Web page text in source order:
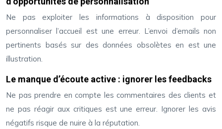
Ne pas exploiter les informations à disposition pour
personnaliser l’accueil est une erreur. L’envoi d’emails non
pertinents basés sur des données obsolètes en est une
illustration.
Le manque d’écoute active : ignorer les feedbacks
Ne pas prendre en compte les commentaires des clients et
ne pas réagir aux critiques est une erreur. Ignorer les avis
négatifs risque de nuire à la réputation.